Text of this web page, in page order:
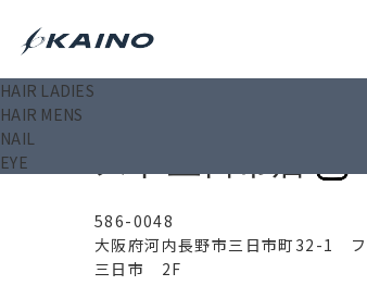
HAIR LADIES
HAIR MENS
NAIL
EYE
スト三日市店
586-0048
大阪府河内長野市三日市町32-1 フ
三日市 2F